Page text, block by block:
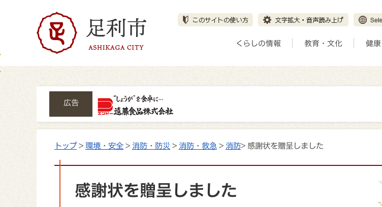
くらしの情報 教育・文化 健
広告
トップ> 環境・安全 > 消防・防災 > 消防・救急 > 消防> 感謝状を贈呈しました
感謝状を贈呈しました